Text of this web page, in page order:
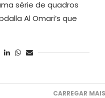
série de quadros
Al Omari’s que
CARREGAR